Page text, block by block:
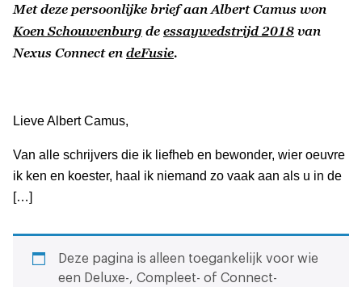
Met deze persoonlijke brief aan Albert Camus won
Koen Schouwenburg de essaywedstrijd 2018 van
Nexus Connect en deFusie.
Lieve Albert Camus,
Van alle schrijvers die ik liefheb en bewonder, wier oeuvre
ik ken en koester, haal ik niemand zo vaak aan als u in de
[…]
Deze pagina is alleen toegankelijk voor wie
een Deluxe-, Compleet- of Connect-